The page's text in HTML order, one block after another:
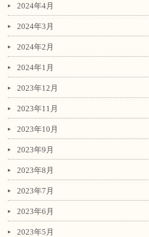
2024年4月
2024年3月
2024年2月
2024年1月
2023年12月
2023年11月
2023年10月
2023年9月
2023年8月
2023年7月
2023年6月
2023年5月